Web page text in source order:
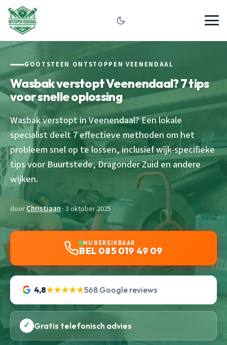
GOOTSTEEN ONTSTOPPEN VEENENDAAL
Wasbak verstopt Veenendaal? 7 tips
voor snelle oplossing
Wasbak verstopt in Veenendaal? Een lokale
specialist deelt 7 effectieve methoden om het
probleem snel op te lossen, inclusief wijk-specifieke
tips voor Buurtstede, Dragonder Zuid en andere
wijken.
doorChristiaan· 3 oktober 2025
NU BEREIKBAAR
BEL 085 019 49 09
4,8★★★★★568 Google reviews
✓ Gratis telefonisch advies